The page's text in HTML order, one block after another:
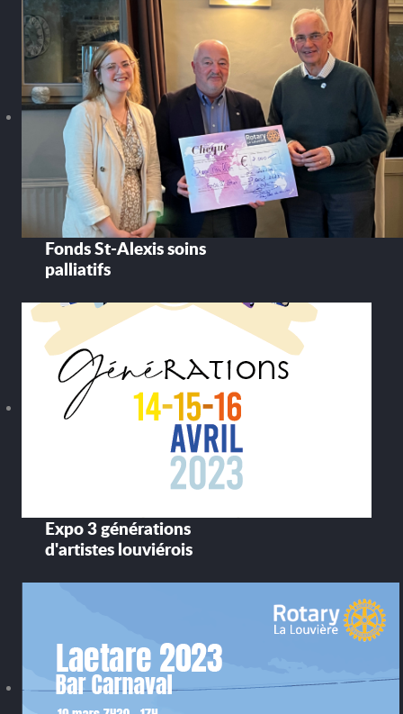
Fonds St-Alexis soins
palliatifs
Expo 3 générations
d'artistes louviérois